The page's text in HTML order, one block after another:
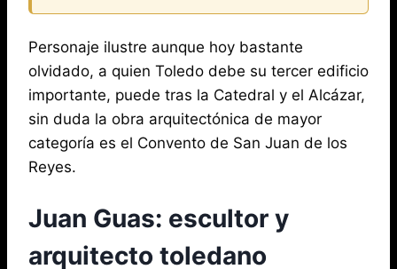
Personaje ilustre aunque hoy bastante
olvidado, a quien Toledo debe su tercer edificio
importante, puede tras la Catedral y el Alcázar,
sin duda la obra arquitectónica de mayor
categoría es el Convento de San Juan de los
Reyes.
Juan Guas: escultor y
arquitecto toledano